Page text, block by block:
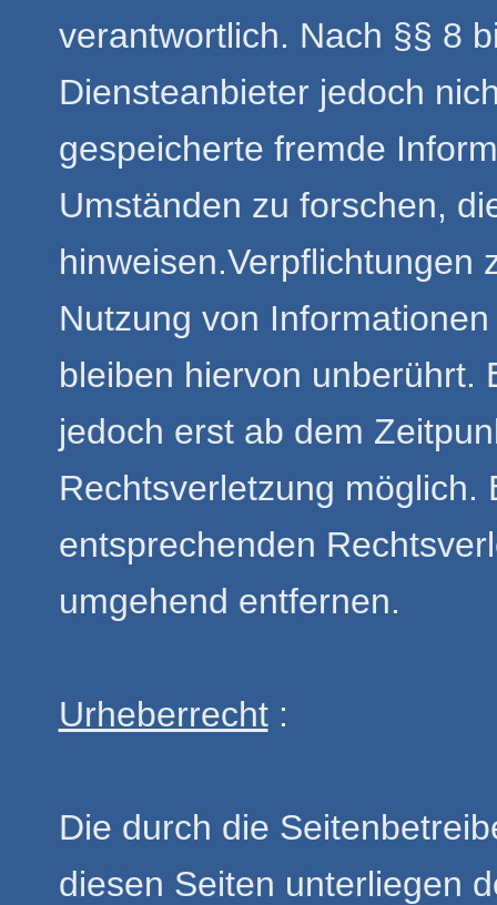
verantwortlich. Nach §§ 8
Diensteanbieter jedoch
gespeicherte fremde
Umständen zu forschen,
hinweisen.Verpflichtungen
Nutzung von
bleiben hiervon unberührt.
jedoch erst ab dem
Rechtsverletzung möglich.
entsprechenden
umgehend entfernen.
Urheberrecht:
Die durch die
diesen Seiten unterliegen